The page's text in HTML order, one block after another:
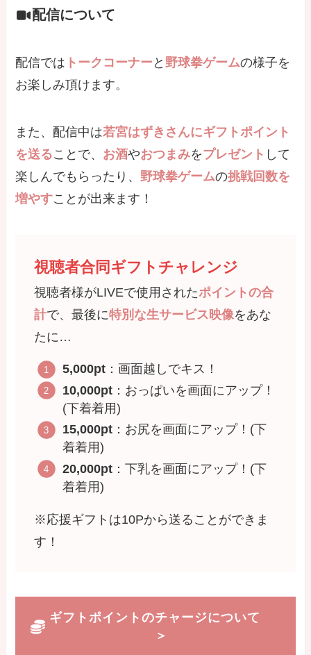
配信について
配信では トークコーナー と野球拳ゲームの様子を
お楽しみ頂けます。
また、配信中は若宮はずきさんにギフトポイント
を送ることで、 お酒やおつまみをプレゼント して
楽しんでもらったり、 野球拳ゲームの挑戦回数を
増やすことが出来ます！
視聴者合同ギフトチャレンジ
視聴者様がLIVEで使用されたポイントの合
計で、最後に特別な生サービス映像をあな
たに…
5,000pt：画面越しでキス！
10,000pt：おっぱいを画面にアップ！
(下着着用)
15,000pt：お尻を画面にアップ！(下
着着用)
20,000pt：下乳を画面にアップ！(下
着着用)
※応援ギフトは10Pから送ることができま
す！
ギフトポイントのチャージについて
＞